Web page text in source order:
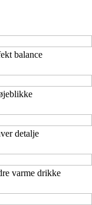
balance
detalje
varme drikke